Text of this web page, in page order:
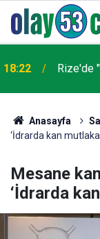
18:22 Rize'de
Anasayfa
‘İdrarda kan
Mesane
‘İdrarda